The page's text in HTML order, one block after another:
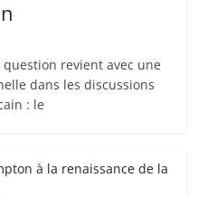
revient avec une
dans les discussions
: le
à la renaissance de la